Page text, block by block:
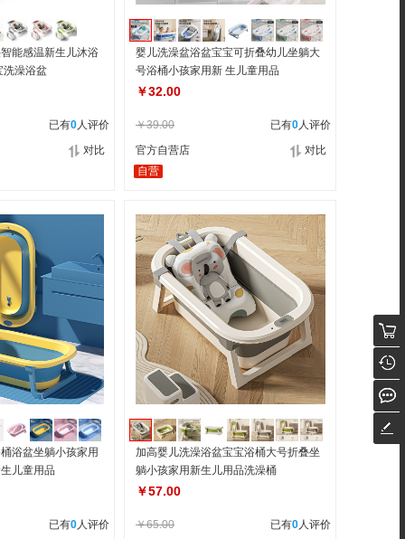
能感温新生儿沐浴
洗澡浴盆
已有0人评价
对比
婴儿洗澡盆浴盆宝宝可折叠幼儿坐躺大
号浴桶小孩家用新 生儿童用品
￥32.00
￥39.00 已有0人评价
官方自营店
对比
自营
浴盆坐躺小孩家用
儿童用品
已有0人评价
加高婴儿洗澡浴盆宝宝浴桶大号折叠坐
躺小孩家用新生儿用品洗澡桶
￥57.00
￥65.00 已有0人评价